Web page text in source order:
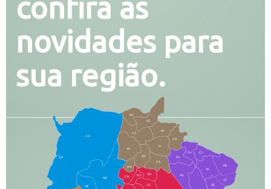
confira as
novidades para
sua região.
CO
AQ
MI
CX
RI
AL
CR
FI
SG
BA
CA
PA
CH CL
PB
SE
AG
RO
JG
IN
RN
CN
AT
PG
SO
LA